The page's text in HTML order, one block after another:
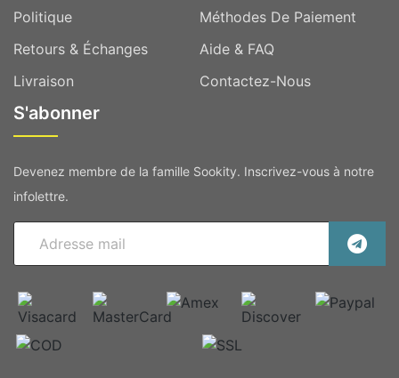
Politique
Méthodes De Paiement
Retours & Échanges
Aide & FAQ
Livraison
Contactez-Nous
S'abonner
Devenez membre de la famille Sookity. Inscrivez-vous à notre
infolettre.